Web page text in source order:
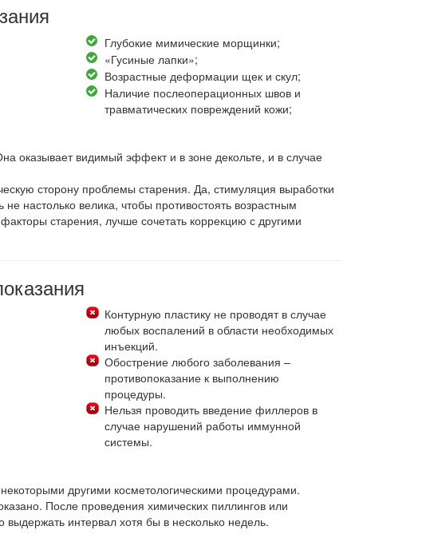
Глубокие мимические морщинки;
«Гусиные лапки»;
Возрастные деформации щек и скул;
Наличие послеоперационных швов и
травматических повреждений кожи;
оказывает видимый эффект и в зоне декольте, и в случае
сторону проблемы старения. Да, стимуляция выработки
настолько велика, чтобы противостоять возрастным
старения, лучше сочетать коррекцию с другими
Контурную пластику не проводят в случае
любых воспалений в области необходимых
инъекций.
Обострение любого заболевания –
противопоказание к выполнению
процедуры.
Нельзя проводить введение филлеров в
случае нарушений работы иммунной
системы.
другими косметологическими процедурами.
После проведения химических пиллингов или
интервал хотя бы в несколько недель.